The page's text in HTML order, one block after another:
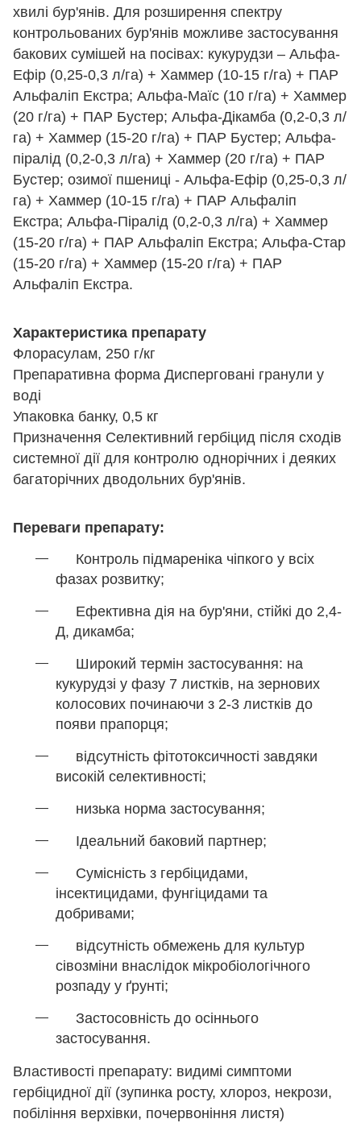
хвилі бур'янів. Для розширення спектру
контрольованих бур'янів можливе застосування
бакових сумішей на посівах: кукурудзи – Альфа-
Ефір (0,25-0,3 л/га) + Хаммер (10-15 г/га) + ПАР
Альфаліп Екстра; Альфа-Маїс (10 г/га) + Хаммер
(20 г/га) + ПАР Бустер; Альфа-Дікамба (0,2-0,3 л/
га) + Хаммер (15-20 г/га) + ПАР Бустер; Альфа-
піралід (0,2-0,3 л/га) + Хаммер (20 г/га) + ПАР
Бустер; озимої пшениці - Альфа-Ефір (0,25-0,3 л/
га) + Хаммер (10-15 г/га) + ПАР Альфаліп
Екстра; Альфа-Піралід (0,2-0,3 л/га) + Хаммер
(15-20 г/га) + ПАР Альфаліп Екстра; Альфа-Стар
(15-20 г/га) + Хаммер (15-20 г/га) + ПАР
Альфаліп Екстра.
Характеристика препарату
Флорасулам, 250 г/кг
Препаративна форма Дисперговані гранули у
воді
Упаковка банку, 0,5 кг
Призначення Селективний гербіцид після сходів
системної дії для контролю однорічних і деяких
багаторічних дводольних бур'янів.
Переваги препарату:
Контроль підмареніка чіпкого у всіх
фазах розвитку;
Ефективна дія на бур'яни, стійкі до 2,4-
Д, дикамба;
Широкий термін застосування: на
кукурудзі у фазу 7 листків, на зернових
колосових починаючи з 2-3 листків до
появи прапорця;
відсутність фітотоксичності завдяки
високій селективності;
низька норма застосування;
Ідеальний баковий партнер;
Сумісність з гербіцидами,
інсектицидами, фунгіцидами та
добривами;
відсутність обмежень для культур
сівозміни внаслідок мікробіологічного
розпаду у ґрунті;
Застосовність до осіннього
застосування.
Властивості препарату: видимі симптоми
гербіцидної дії (зупинка росту, хлороз, некрози,
побіління верхівки, почервоніння листя)